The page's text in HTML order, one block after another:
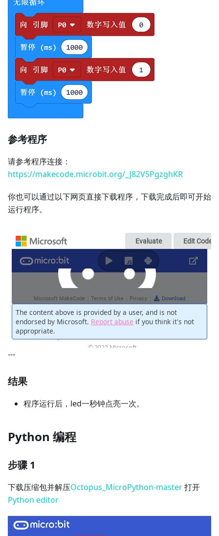
参考程序
请参考程序连接：
https://makecode.microbit.org/_J82V5PgzghKR
你也可以通过以下网页直接下载程序，下载完成后即可开始
运行程序。
---
结果
程序运行后，led一秒钟点亮一次。
Python 编程
步骤 1
下载压缩包并解压Octopus_MicroPython-master打开
Python editor